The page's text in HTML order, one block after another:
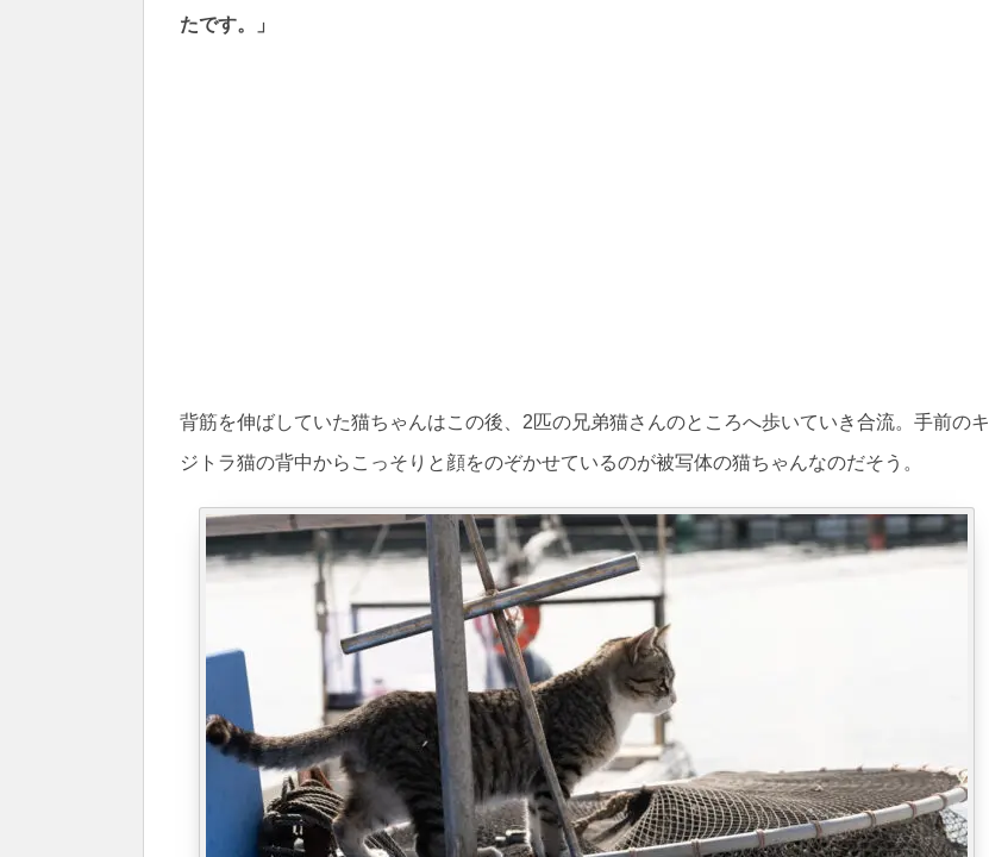
たです。」
背筋を伸ばしていた猫ちゃんはこの後、2匹の兄弟猫さんのところへ歩いていき合流。手前のキ
ジトラ猫の背中からこっそりと顔をのぞかせているのが被写体の猫ちゃんなのだそう。